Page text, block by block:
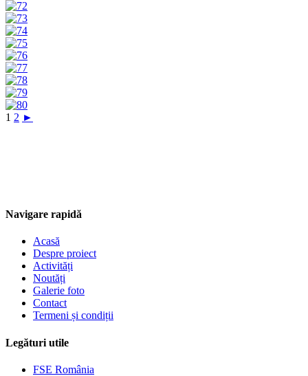
1 2 ►
Navigare rapidă
Acasă
Despre proiect
Activități
Noutăți
Galerie foto
Contact
Termeni și condiții
Legături utile
FSE România